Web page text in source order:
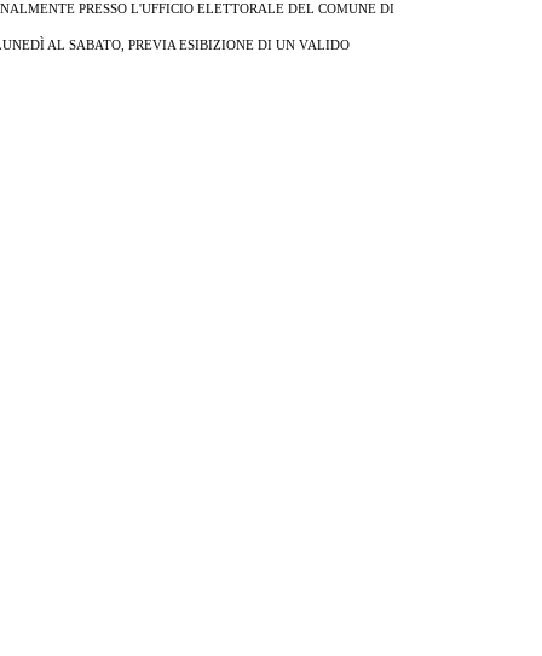
PRESSO L'UFFICIO ELETTORALE DEL COMUNE DI
AL SABATO, PREVIA ESIBIZIONE DI UN VALIDO